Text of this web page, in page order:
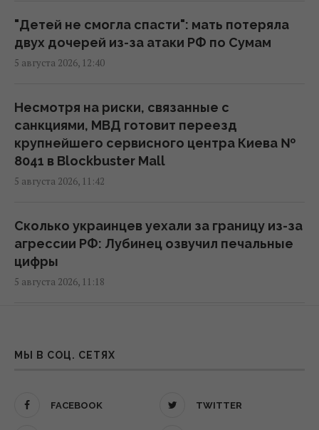
Эксглавком ставил пусковые РФ в
приоритет, вопросы – к МО, – Цыбулько
Путин назначил нового командующего
Войсками беспилотных систем, – Reuters
16:54 среда, 05 августа 2026
Ольге Стефанишиной, - СМИ
15:30 среда, 05 августа 2026
В Германии дрон со взрывчаткой атаковал
миллионы, - Пивненко
"Детей не смогла спасти": мать потеряла
двух дочерей из-за атаки РФ по Сумам
5 августа 2026, 12:40
Несмотря на риски, связанные с
санкциями, МВД готовит переезд
крупнейшего сервисного центра Киева №
8041 в Blockbuster Mall
5 августа 2026, 11:42
Сколько украинцев уехали за границу из-за
агрессии РФ: Лубинец озвучил печальные
цифры
5 августа 2026, 11:18
атаки РФ
МЫ В СОЦ. СЕТЯХ
FACEBOOK TWITTER